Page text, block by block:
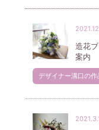
造花
案内
デザイナー溝口の作